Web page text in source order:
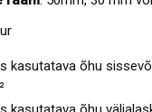
kasutatava õhu